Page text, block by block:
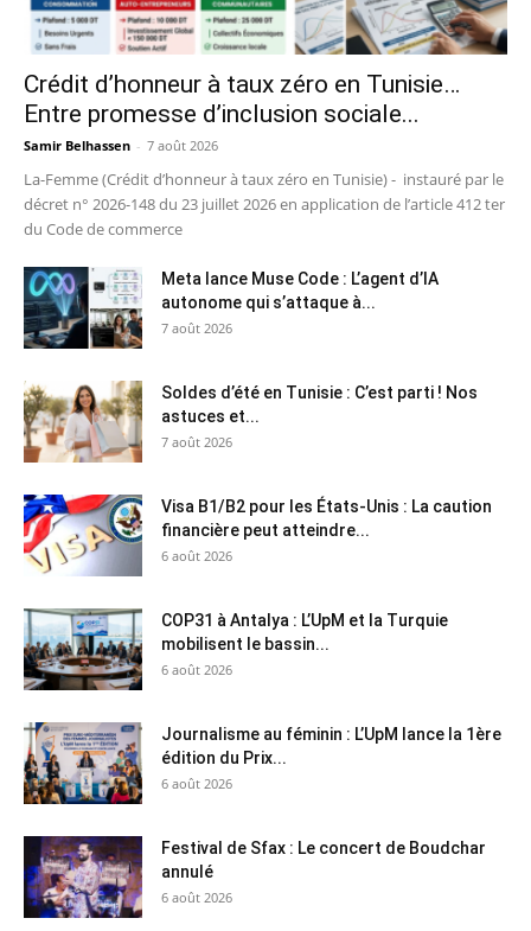
Crédit d’honneur à taux zéro en Tunisie…
Entre promesse d’inclusion sociale...
Samir Belhassen - 7 août 2026
La-Femme (Crédit d’honneur à taux zéro en Tunisie) - instauré par le
décret n° 2026-148 du 23 juillet 2026 en application de l’article 412 ter
du Code de commerce
Meta lance Muse Code : L’agent d’IA
autonome qui s’attaque à...
7 août 2026
Soldes d’été en Tunisie : C’est parti ! Nos
astuces et...
7 août 2026
Visa B1/B2 pour les États-Unis : La caution
financière peut atteindre...
6 août 2026
COP31 à Antalya : L’UpM et la Turquie
mobilisent le bassin...
6 août 2026
Journalisme au féminin : L’UpM lance la 1ère
édition du Prix...
6 août 2026
Festival de Sfax : Le concert de Boudchar
annulé
6 août 2026